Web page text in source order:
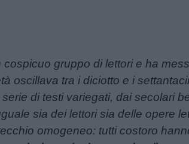
cospicuo gruppo di lettori e ha
oscillava tra i diciotto e i
di testi variegati, dai secolari
sia dei lettori sia delle opere
omogeneo: tutti costoro